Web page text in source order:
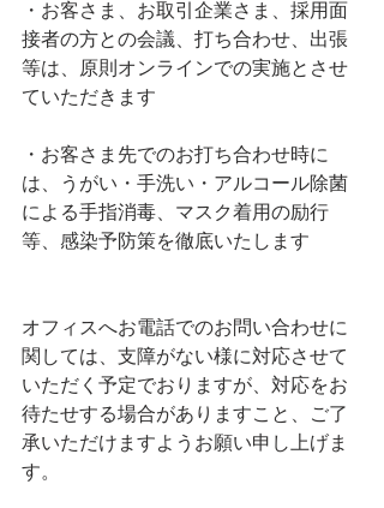
・お客さま、お取引企業さま、採用面
接者の方との会議、打ち合わせ、出張
等は、原則オンラインでの実施とさせ
ていただきます
・お客さま先でのお打ち合わせ時に
は、うがい・手洗い・アルコール除菌
による手指消毒、マスク着用の励行
等、感染予防策を徹底いたします
オフィスへお電話でのお問い合わせに
関しては、支障がない様に対応させて
いただく予定でおりますが、対応をお
待たせする場合がありますこと、ご了
承いただけますようお願い申し上げま
す。